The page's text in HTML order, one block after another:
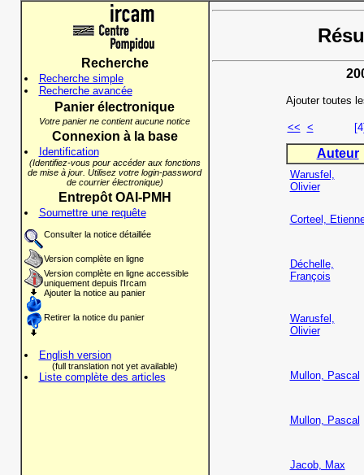
Recherche
Recherche simple
Recherche avancée
Panier électronique
Votre panier ne contient aucune notice
Connexion à la base
Identification
(Identifiez-vous pour accéder aux fonctions
de mise à jour. Utilisez votre login-password
de courrier électronique)
Entrepôt OAI-PMH
Soumettre une requête
Consulter la notice détaillée
Version complète en ligne
Version complète en ligne accessible
uniquement depuis l'Ircam
Ajouter la notice au panier
Retirer la notice du panier
English version
(full translation not yet available)
Liste complète des articles
Ajouter toutes
<< <
Auteur
Warusfel,
Olivier
Corteel,
Déchelle,
François
Warusfel,
Olivier
Mullon, Pascal
Mullon, Pascal
Jacob, Max